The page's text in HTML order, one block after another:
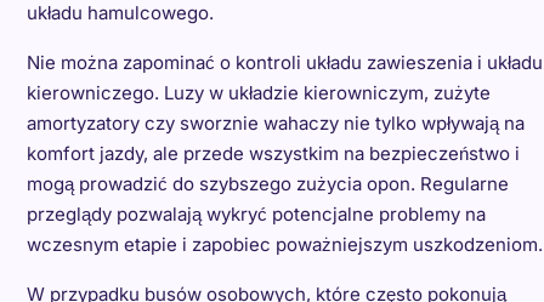
układu hamulcowego.
Nie można zapominać o kontroli układu zawieszenia i układu
kierowniczego. Luzy w układzie kierowniczym, zużyte
amortyzatory czy sworznie wahaczy nie tylko wpływają na
komfort jazdy, ale przede wszystkim na bezpieczeństwo i
mogą prowadzić do szybszego zużycia opon. Regularne
przeglądy pozwalają wykryć potencjalne problemy na
wczesnym etapie i zapobiec poważniejszym uszkodzeniom.
W przypadku busów osobowych, które często pokonują